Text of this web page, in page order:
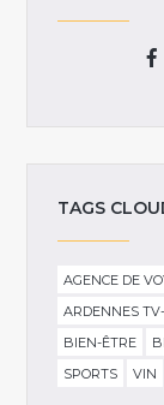
TAGS
AGENCE DE
ARDENNES
BIEN-ÊTRE
SPORTS
VIN